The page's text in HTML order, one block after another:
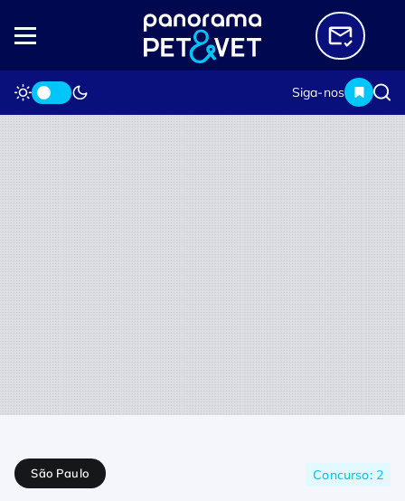
Siga-nos
Home Concursos Oportunidade em Itupeva (SP)
São Paulo Concurso: 2